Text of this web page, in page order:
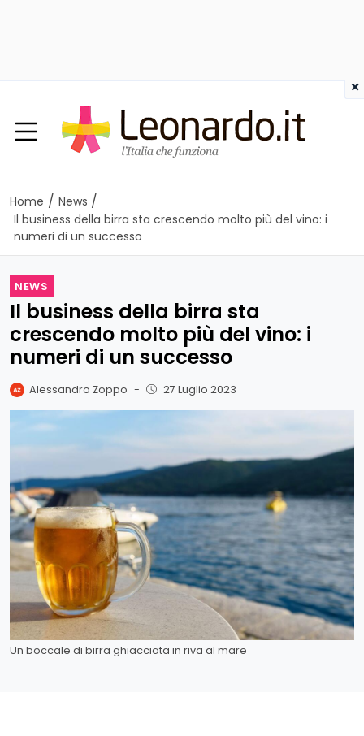
Home / News /
Il business della birra sta crescendo molto più del vino: i
numeri di un successo
NEWS
Il business della birra sta
crescendo molto più del vino: i
numeri di un successo
Alessandro Zoppo - 27 Luglio 2023
Un boccale di birra ghiacciata in riva al mare
×